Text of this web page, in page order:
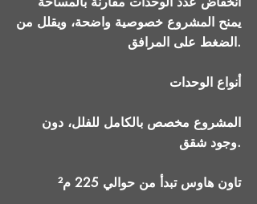
يمنح المشروع خصوصية واضحة، ويقلل من
الضغط على المرافق.
أنواع الوحدات
المشروع مخصص بالكامل للفلل، دون
وجود شقق.
تاون هاوس تبدأ من حوالي 225 م²